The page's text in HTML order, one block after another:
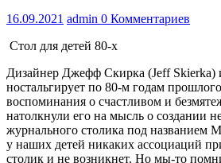
16.09.2021 admin 0 Комментариев
Стол для детей 80-х
Дизайнер Джефф Скирка (Jeff
ностальгирует по 80-м годам
воспоминания о счастливом и
натолкнули его на мысль о создании
журнального столика под названием
у наших детей никаких ассоциаций
столик и не возникнет. Но мы-то